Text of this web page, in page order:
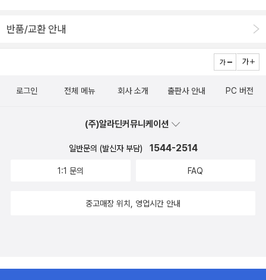
일에 탁월했던 몇몇 국가에서는 셀 수 없을 만큼 많은 혁신이 잇달았
경험을 안겨 주었을까. 사회 사상과 문학, 예술은 이 시기의 삶과 경험
을 대체로 어둡게 그렸다. 마르크스의 자본주의 비판과 빅토르 위고
의 『레미제라블』을 상기해 보라. 아동과 여성까지 노동자로 끌어들여
다. 펠프스는 이것이 근대 경제로 인한 폐헤라기보다는 근대의 출현
에 따른 사회적 혼란에 대한 하나의 인상에 가깝다고 주장한다. 이를
라 루이 필리프 왕정기의 반동적 사회상이었다. 펠프스에 따르면 비
고 있다. 근대 경제가 자리를 잡기 시작하면서 민중들의 생활 수준은
지만, 마르크스는 애써 이 사실을 무시했다. 실제로 근대 경제가 사람
면 정말 움직임이 있어보이기는 하다. 그리고 올 한 해, 자비의 희년을
강조를 하고 있는데. 별 생각없이 하루하루를 지내고 있고, 사순이 벌
아니, 그것보다도. 오늘 강론을 듣다보니. 관점에 따라 그 감성이라는
있다거나 하면 오히려 더 역효과를 내면서 불신과 혐오로 뒤바뀌어버
놓을필요는 없을 것이고. 커다란 줄기로 봤을 때, 제국주의의 침략의
도구로 이용되기도 했다는 선교사제들의 선교활동은. 다만 그런 관점
없겠지만, 그런 선교사제들의 활동은 '선교'라기 보다는 '정치적'인 활
반품/교환 안내
로그인 전체 메뉴 회사 소개 출판사 안내 PC 버전
(주)알라딘커뮤니케이션
일반문의 (발신자 부담) 1544-2514
1:1 문의 FAQ
중고매장 위치, 영업시간 안내